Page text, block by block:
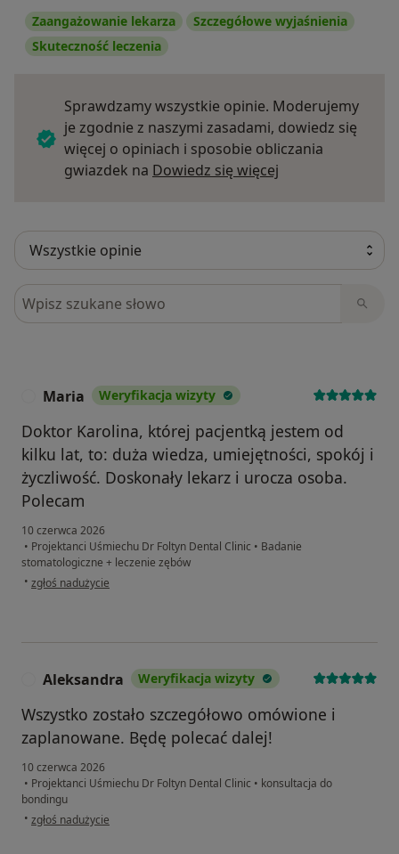
Zaangażowanie lekarza
Szczegółowe wyjaśnienia
Skuteczność leczenia
Sprawdzamy wszystkie opinie. Moderujemy
je zgodnie z naszymi zasadami, dowiedz się
więcej o opiniach i sposobie obliczania
gwiazdek na Dowiedz się więcej
Szukaj w opiniach
Maria Weryfikacja wizyty
Doktor Karolina, której pacjentką jestem od
kilku lat, to: duża wiedza, umiejętności, spokój i
życzliwość. Doskonały lekarz i urocza osoba.
Polecam
10 czerwca 2026
• Projektanci Uśmiechu Dr Foltyn Dental Clinic • Badanie
stomatologiczne + leczenie zębów
• w opinii użytkownika Maria
zgłoś nadużycie
Aleksandra Weryfikacja wizyty
Wszystko zostało szczegółowo omówione i
zaplanowane. Będę polecać dalej!
10 czerwca 2026
• Projektanci Uśmiechu Dr Foltyn Dental Clinic • konsultacja do
bondingu
• w opinii użytkownika Aleksandra
zgłoś nadużycie